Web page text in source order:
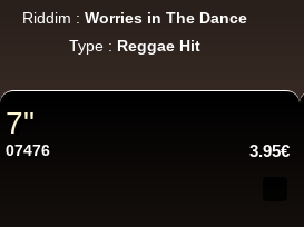
Riddim :Worries in The Dance
Type : Reggae Hit
7"
07476 3.95€